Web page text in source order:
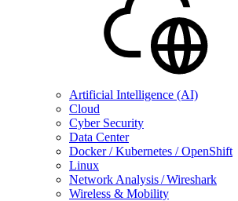
Artificial Intelligence (AI)
Cloud
Cyber Security
Data Center
Docker / Kubernetes / OpenShift
Linux
Network Analysis / Wireshark
Wireless & Mobility